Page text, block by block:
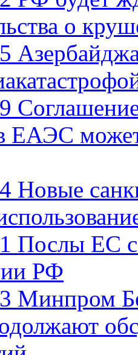
о
ЕАЭС
Новые
Послы ЕС
РФ
Минпром